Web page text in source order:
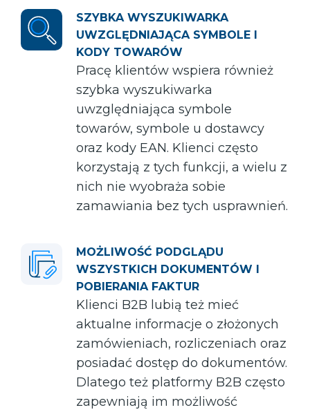
SZYBKA WYSZUKIWARKA
UWZGLĘDNIAJĄCA SYMBOLE I
KODY TOWARÓW
Pracę klientów wspiera również
szybka wyszukiwarka
uwzględniająca symbole
towarów, symbole u dostawcy
oraz kody EAN. Klienci często
korzystają z tych funkcji, a wielu z
nich nie wyobraża sobie
zamawiania bez tych usprawnień.
MOŻLIWOŚĆ PODGLĄDU
WSZYSTKICH DOKUMENTÓW I
POBIERANIA FAKTUR
Klienci B2B lubią też mieć
aktualne informacje o złożonych
zamówieniach, rozliczeniach oraz
posiadać dostęp do dokumentów.
Dlatego też platformy B2B często
zapewniają im możliwość